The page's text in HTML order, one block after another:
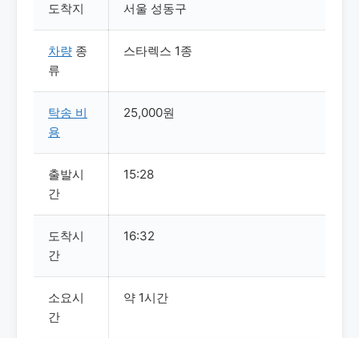
도착지 서울 성동구
차량 종
류
스타렉스 1종
탁송 비
용
25,000원
출발시
간
15:28
도착시
간
16:32
소요시
간
약 1시간